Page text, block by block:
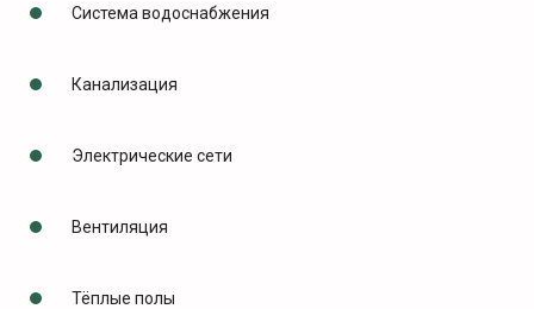
Система водоснабжения
Канализация
Электрические сети
Вентиляция
Тёплые полы